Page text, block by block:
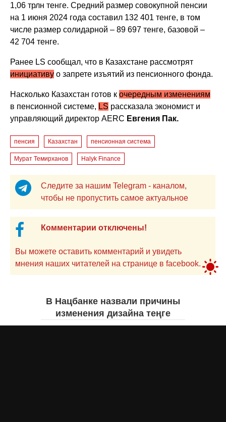
1,06 трлн тенге. Средний размер совокупной пенсии
на 1 июня 2024 года составил 132 401 тенге, в том
числе размер солидарной – 89 697 тенге, базовой –
42 704 тенге.
Ранее LS сообщал, что в Казахстане рассмотрят
инициативу о запрете изъятий из пенсионного фонда.
Насколько Казахстан готов кочередным изменениям
в пенсионной системе, LS рассказала экономист и
управляющий директор AERC Евгения Пак.
пенсия Казахстан пенсионная система
Мурат Темирханов Halyk Finance
Следите за нашим Telegram - каналом,
чтобы не пропустить самое актуальное
Комментарии отключены!
Вы можете оставить комментарий и увидеть
мнения наших читателей на странице в facebook.
В Нацбанке назвали причины
изменения дизайна теңге